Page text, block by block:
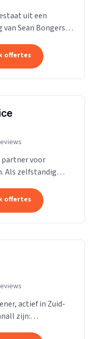
uit een
Sean Bongers,
offertes
partner voor
Als zelfstandig
zet ik, Ton
offertes
actief in Zuid-
zijn: